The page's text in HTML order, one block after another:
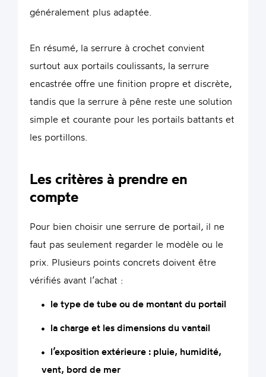
généralement plus adaptée.
En résumé, la serrure à crochet convient
surtout aux portails coulissants, la serrure
encastrée offre une finition propre et discrète,
tandis que la serrure à pêne reste une solution
simple et courante pour les portails battants et
les portillons.
Les critères à prendre en
compte
Pour bien choisir une serrure de portail, il ne
faut pas seulement regarder le modèle ou le
prix. Plusieurs points concrets doivent être
vérifiés avant l’achat :
le type de tube ou de montant du portail
la charge et les dimensions du vantail
l’exposition extérieure : pluie, humidité,
vent, bord de mer